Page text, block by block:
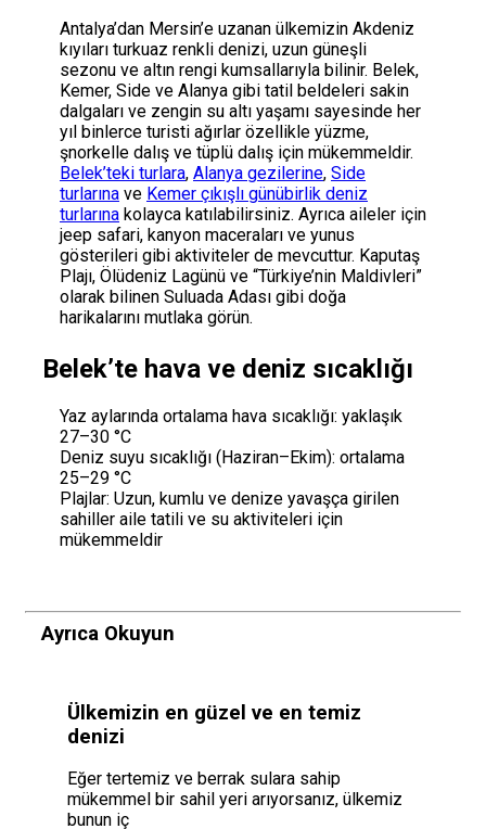
Antalya’dan Mersin’e uzanan ülkemizin Akdeniz
kıyıları turkuaz renkli denizi, uzun güneşli
sezonu ve altın rengi kumsallarıyla bilinir. Belek,
Kemer, Side ve Alanya gibi tatil beldeleri sakin
dalgaları ve zengin su altı yaşamı sayesinde her
yıl binlerce turisti ağırlar özellikle yüzme,
şnorkelle dalış ve tüplü dalış için mükemmeldir.
Belek’teki turlara, Alanya gezilerine, Side
turlarına ve Kemer çıkışlı günübirlik deniz
turlarına kolayca katılabilirsiniz. Ayrıca aileler için
jeep safari, kanyon maceraları ve yunus
gösterileri gibi aktiviteler de mevcuttur. Kaputaş
Plajı, Ölüdeniz Lagünü ve “Türkiye’nin Maldivleri”
olarak bilinen Suluada Adası gibi doğa
harikalarını mutlaka görün.
Belek’te hava ve deniz sıcaklığı
Yaz aylarında ortalama hava sıcaklığı: yaklaşık
27–30 °C
Deniz suyu sıcaklığı (Haziran–Ekim): ortalama
25–29 °C
Plajlar: Uzun, kumlu ve denize yavaşça girilen
sahiller aile tatili ve su aktiviteleri için
mükemmeldir
Ayrıca Okuyun
Ülkemizin en güzel ve en temiz
denizi
Eğer tertemiz ve berrak sulara sahip
mükemmel bir sahil yeri arıyorsanız, ülkemiz
bunun iç